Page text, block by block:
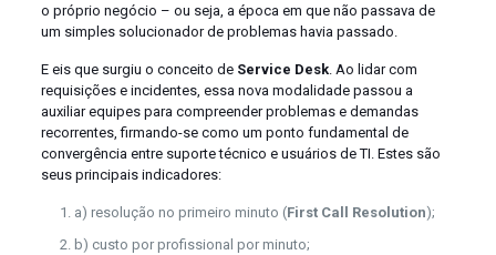
o próprio negócio – ou seja, a época em que não passava de
um simples solucionador de problemas havia passado.
E eis que surgiu o conceito de Service Desk. Ao lidar com
requisições e incidentes, essa nova modalidade passou a
auxiliar equipes para compreender problemas e demandas
recorrentes, firmando-se como um ponto fundamental de
convergência entre suporte técnico e usuários de TI. Estes são
seus principais indicadores:
a) resolução no primeiro minuto (First Call Resolution);
b) custo por profissional por minuto;